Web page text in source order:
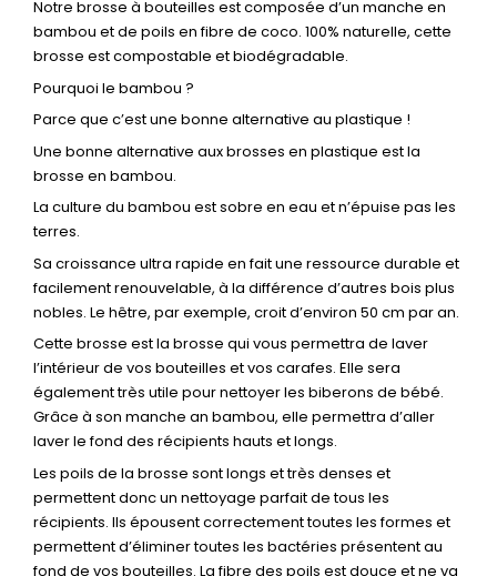
Notre brosse à bouteilles est composée d’un manche en
bambou et de poils en fibre de coco. 100% naturelle, cette
brosse est compostable et biodégradable.
Pourquoi le bambou ?
Parce que c’est une bonne alternative au plastique !
Une bonne alternative aux brosses en plastique est la
brosse en bambou.
La culture du bambou est sobre en eau et n’épuise pas les
terres.
Sa croissance ultra rapide en fait une ressource durable et
facilement renouvelable, à la différence d’autres bois plus
nobles. Le hêtre, par exemple, croit d’environ 50 cm par an.
Cette brosse est la brosse qui vous permettra de laver
l’intérieur de vos bouteilles et vos carafes. Elle sera
également très utile pour nettoyer les biberons de bébé.
Grâce à son manche an bambou, elle permettra d’aller
laver le fond des récipients hauts et longs.
Les poils de la brosse sont longs et très denses et
permettent donc un nettoyage parfait de tous les
récipients. Ils épousent correctement toutes les formes et
permettent d’éliminer toutes les bactéries présentent au
fond de vos bouteilles. La fibre des poils est douce et ne va